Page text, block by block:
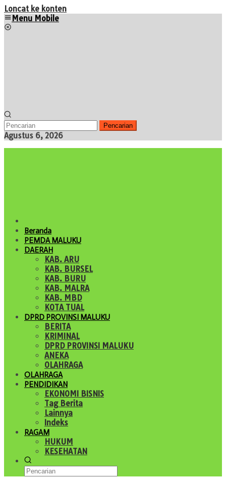
Loncat ke konten
Menu Mobile
Pencarian
Agustus 6, 2026
Beranda
PEMDA MALUKU
DAERAH
KAB. ARU
KAB. BURSEL
KAB. BURU
KAB. MALRA
KAB. MBD
KOTA TUAL
DPRD PROVINSI MALUKU
BERITA
KRIMINAL
DPRD PROVINSI MALUKU
ANEKA
OLAHRAGA
OLAHRAGA
PENDIDIKAN
EKONOMI BISNIS
Tag Berita
Lainnya
Indeks
RAGAM
HUKUM
KESEHATAN